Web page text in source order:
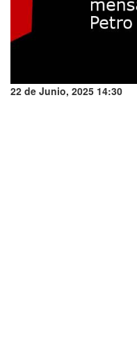
22 de Junio, 2025 14:30